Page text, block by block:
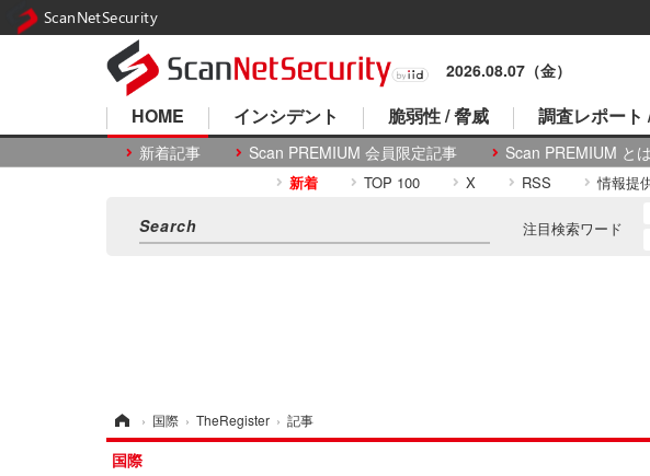
2026.08.07（金）
HOME
新着記事 Scan PREMIUM 会員限定記事 Scan PREMIUM と
インシデント 脆弱性 / 脅威 調査レポート
新着 TOP 100 X RSS 情報提
注目検索ワード
› 国際 › TheRegister › 記事
国際
ScanNetSecurity